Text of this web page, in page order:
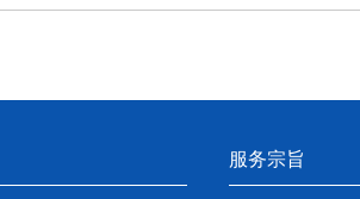
服务宗旨